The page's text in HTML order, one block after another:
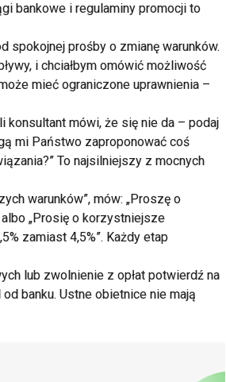
bankowe i regulaminy promocji to
spokojnej prośby o zmianę warunków.
i chciałbym omówić możliwość
mieć ograniczone uprawnienia –
konsultant mówi, że się nie da – podaj
mi Państwo zaproponować coś
To najsilniejszy z mocnych
warunków”, mów: „Proszę o
„Prosię o korzystniejsze
zamiast 4,5%”. Każdy etap
lub zwolnienie z opłat potwierdź na
banku. Ustne obietnice nie mają